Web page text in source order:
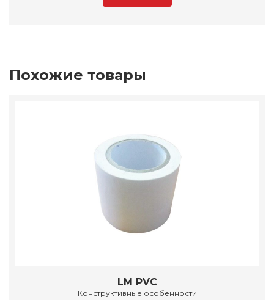
Похожие товары
LM PVC
Конструктивные особенности